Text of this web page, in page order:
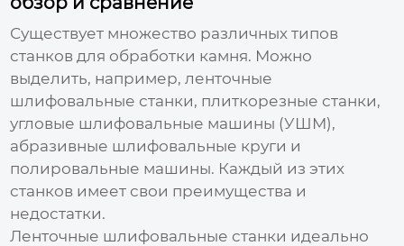
Существует множество различных типов
станков для обработки камня. Можно
выделить, например, ленточные
шлифовальные станки, плиткорезные станки,
угловые шлифовальные машины (УШМ),
абразивные шлифовальные круги и
полировальные машины. Каждый из этих
станков имеет свои преимущества и
недостатки.
Ленточные шлифовальные станки идеально